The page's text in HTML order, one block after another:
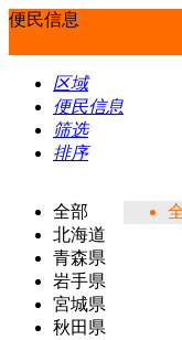
便民信息
区域
便民信息
筛选
排序
全部
北海道
青森県
岩手県
宮城県
秋田県